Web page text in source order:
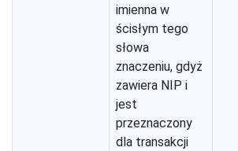
imienna w
ścisłym tego
słowa
znaczeniu, gdyż
zawiera NIP i
jest
przeznaczony
dla transakcji